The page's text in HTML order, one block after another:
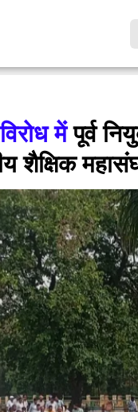
मेंपूर्व
शैक्षिक